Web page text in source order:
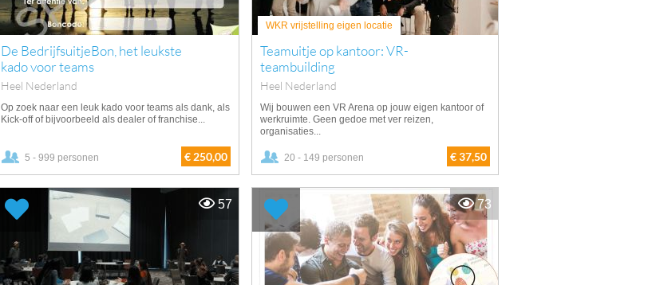
De BedrijfsuitjeBon, het leukste
kado voor teams
Heel Nederland
Op zoek naar een leuk kado voor teams als dank, als
Kick-off of bijvoorbeeld als dealer of franchise...
5 - 999 personen € 250,00
WKR vrijstelling eigen locatie
Teamuitje op kantoor: VR-
teambuilding
Heel Nederland
Wij bouwen een VR Arena op jouw eigen kantoor of
werkruimte. Geen gedoe met ver reizen,
organisaties...
20 - 149 personen € 37,50
57 73